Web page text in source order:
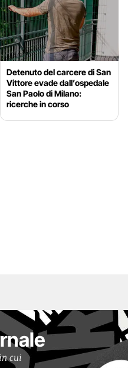
Detenuto del carcere di San
Vittore evade dall’ospedale
San Paolo di Milano:
ricerche in corso
cui